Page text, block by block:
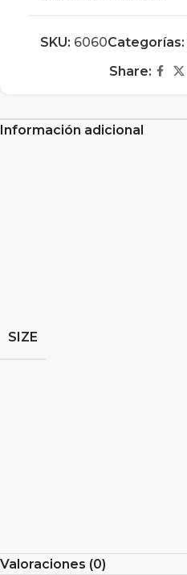
SKU: 6060Categorías:
Share:
Información adicional
SIZE
Valoraciones (0)